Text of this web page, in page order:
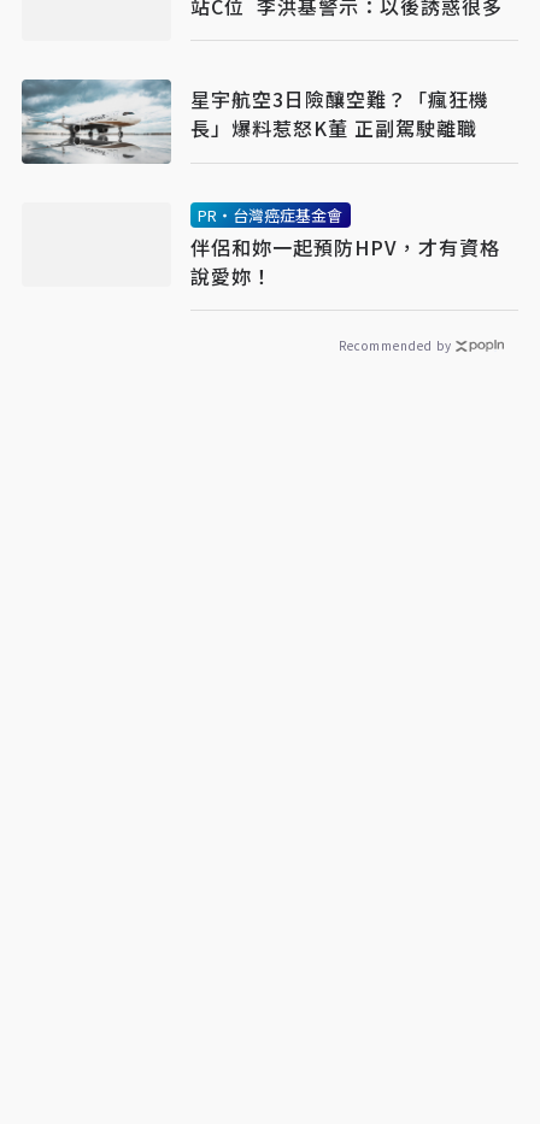
站C位 李洪基警示：以後誘惑很多
星宇航空3日險釀空難？「瘋狂機
長」爆料惹怒K董 正副駕駛離職
PR・台灣癌症基金會
伴侶和妳一起預防HPV，才有資格
說愛妳！
Recommended by